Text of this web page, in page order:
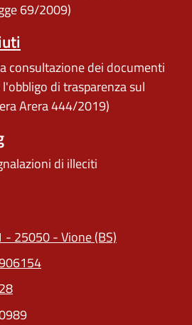
69/2009)
consultazione dei documenti
di trasparenza sul
Arera 444/2019)
di illeciti
- 25050 - Vione (BS)